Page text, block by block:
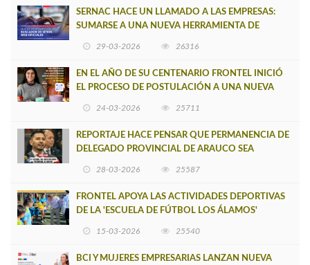
SERNAC HACE UN LLAMADO A LAS EMPRESAS:
SUMARSE A UNA NUEVA HERRAMIENTA DE
29-03-2026 26316
EN EL AÑO DE SU CENTENARIO FRONTEL INICIÓ
EL PROCESO DE POSTULACIÓN A UNA NUEVA
24-03-2026 25711
REPORTAJE HACE PENSAR QUE PERMANENCIA DE
DELEGADO PROVINCIAL DE ARAUCO SEA
28-03-2026 25587
FRONTEL APOYA LAS ACTIVIDADES DEPORTIVAS
DE LA 'ESCUELA DE FÚTBOL LOS ÁLAMOS'
15-03-2026 25540
BCI Y MUJERES EMPRESARIAS LANZAN NUEVA